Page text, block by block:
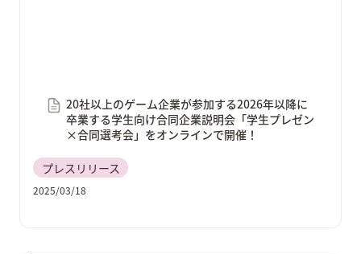
20社以上のゲーム企業が参加する2026年以降に
卒業する学生向け合同企業説明会「学生プレゼン
×合同選考会」をオンラインで開催！
プレスリリース
2025/03/18